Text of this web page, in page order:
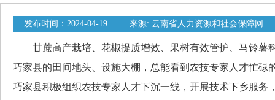
发布时间：2024-04-19 来源: 云南省人力资源和社会保障网
甘蔗高产栽培、花椒提质增效、果树有效管护、马铃薯
巧家县的田间地头、设施大棚，总能看到农技专家人才忙碌
巧家县积极组织农技专家人才下沉一线，开展技术下乡服务